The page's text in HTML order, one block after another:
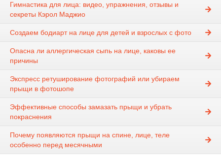
Гимнастика для лица: видео, упражнения, отзывы и
секреты Кэрол Маджио
Создаем бодиарт на лице для детей и взрослых с фото
Опасна ли аллергическая сыпь на лице, каковы ее
причины
Экспресс ретуширование фотографий или убираем
прыщи в фотошопе
Эффективные способы замазать прыщи и убрать
покраснения
Почему появляются прыщи на спине, лице, теле
особенно перед месячными